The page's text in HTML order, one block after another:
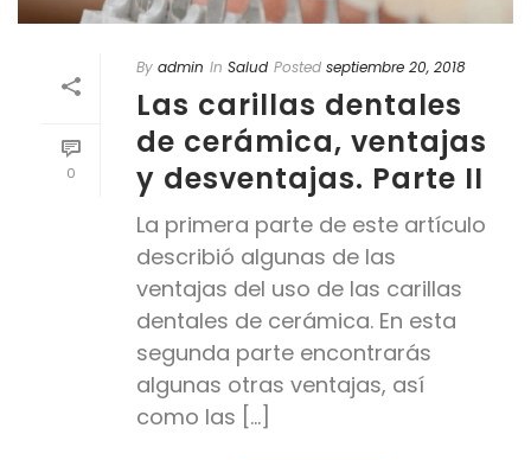
0
By admin In Salud Posted septiembre 20, 2018
Las carillas dentales
de cerámica, ventajas
y desventajas. Parte II
La primera parte de este artículo
describió algunas de las
ventajas del uso de las carillas
dentales de cerámica. En esta
segunda parte encontrarás
algunas otras ventajas, así
como las [...]